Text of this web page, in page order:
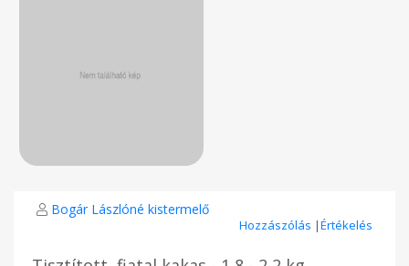
Bogár Lászlóné kistermelő
Hozzászólás |Értékelés